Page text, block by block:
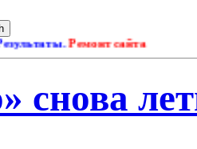
Ремонт сайта
снова